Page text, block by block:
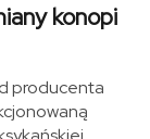
konopi
producenta